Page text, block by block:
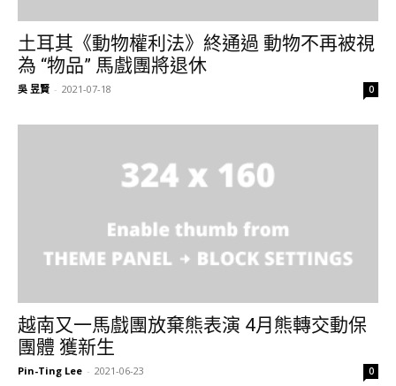
土耳其《動物權利法》終通過 動物不再被視
為 “物品” 馬戲團將退休
吳 昱賢 - 2021-07-18 0
越南又一馬戲團放棄熊表演 4月熊轉交動保
團體 獲新生
Pin-Ting Lee - 2021-06-23 0